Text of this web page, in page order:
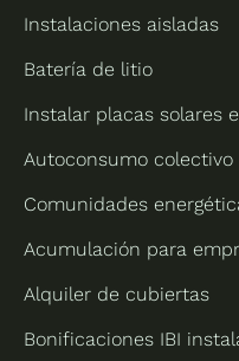
Instalaciones aisladas
Batería de litio
Instalar placas solares
Autoconsumo colectivo
Comunidades
Acumulación para
Alquiler de cubiertas
Bonificaciones IBI